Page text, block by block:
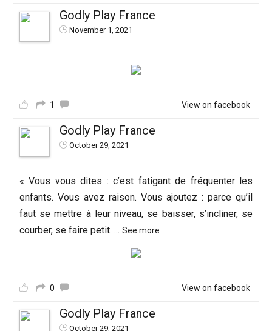
Godly Play France
November 1, 2021
1 View on facebook
Godly Play France
October 29, 2021
« Vous vous dites : c’est fatigant de fréquenter les
enfants. Vous avez raison. Vous ajoutez : parce qu’il
faut se mettre à leur niveau, se baisser, s’incliner, se
courber, se faire petit. ... See more
0 View on facebook
Godly Play France
October 29, 2021